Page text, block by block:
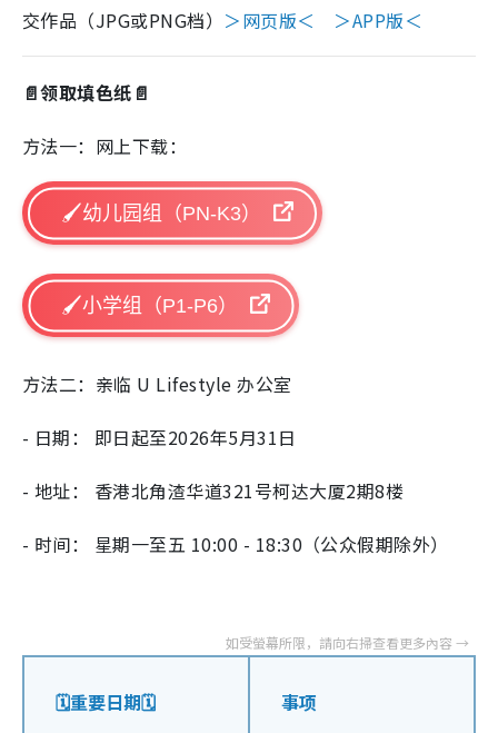
交作品（JPG或PNG档） ＞网页版＜ ＞APP版＜
📄领取填色纸📄
方法一：网上下载：
🖌️幼儿园组（PN-K3）
🖌️小学组（P1-P6）
方法二：亲临 U Lifestyle 办公室
- 日期： 即日起至2026年5月31日
- 地址： 香港北角渣华道321号柯达大厦2期8楼
- 时间： 星期一至五 10:00 - 18:30（公众假期除外）
🗓️重要日期🗓️ 事项